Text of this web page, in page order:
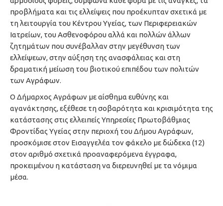
προβλήματα και τις ελλείψεις που προέκυπταν σχετικά με
τη λειτουργία του Κέντρου Υγείας, των Περιφερειακών
Ιατρείων, του Ασθενοφόρου αλλά και πολλών άλλων
ζητημάτων που συνέβαλλαν στην μεγέθυνση των
ελλείψεων, στην αύξηση της ανασφάλειας και στη
δραματική μείωση του βιοτικού επιπέδου των πολιτών
των Αγράφων.
Ο Δήμαρχος Αγράφων με αίσθημα ευθύνης και
αγανάκτησης, εξέθεσε τη σοβαρότητα και κρισιμότητα της
κατάστασης στις ελλειπείς Υπηρεσίες Πρωτοβάθμιας
Φροντίδας Υγείας στην περιοχή του Δήμου Αγράφων,
προσκόμισε στον Εισαγγελέα τον φάκελο με δώδεκα (12)
στον αριθμό σχετικά προαναφερόμενα έγγραφα,
προκειμένου η κατάσταση να διερευνηθεί με τα νόμιμα
μέσα.